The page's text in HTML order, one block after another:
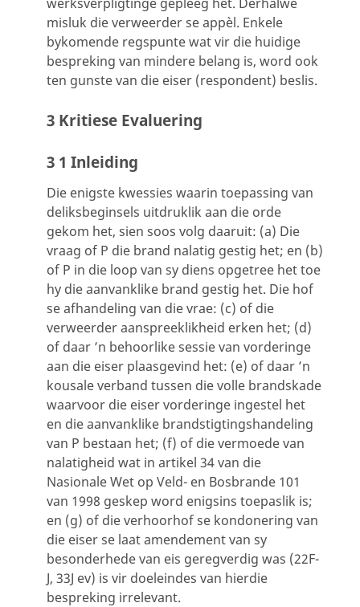
misluk die verweerder se appèl. Enkele
bykomende regspunte wat vir die huidige
bespreking van mindere belang is, word ook
ten gunste van die eiser (respondent) beslis.
3 Kritiese Evaluering
3 1 Inleiding
Die enigste kwessies waarin toepassing van
deliksbeginsels uitdruklik aan die orde
gekom het, sien soos volg daaruit: (a) Die
vraag of P die brand nalatig gestig het; en (b)
of P in die loop van sy diens opgetree het toe
hy die aanvanklike brand gestig het. Die hof
se afhandeling van die vrae: (c) of die
verweerder aanspreeklikheid erken het; (d)
of daar ’n behoorlike sessie van vorderinge
aan die eiser plaasgevind het: (e) of daar ’n
kousale verband tussen die volle brandskade
waarvoor die eiser vorderinge ingestel het
en die aanvanklike brandstigtingshandeling
van P bestaan het; (f) of die vermoede van
nalatigheid wat in artikel 34 van die
Nasionale Wet op Veld- en Bosbrande 101
van 1998 geskep word enigsins toepaslik is;
en (g) of die verhoorhof se kondonering van
die eiser se laat amendement van sy
besonderhede van eis geregverdig was (22F-
J, 33J ev) is vir doeleindes van hierdie
bespreking irrelevant.